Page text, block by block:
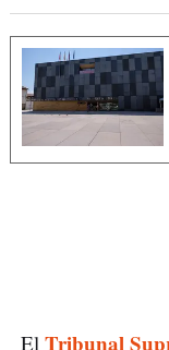
El Tribunal